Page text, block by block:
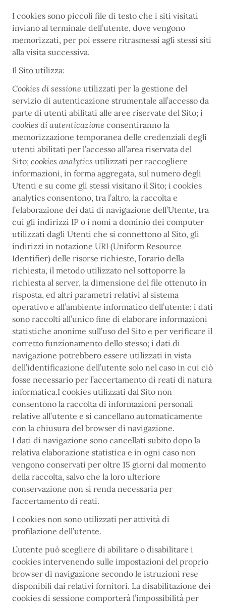
I cookies sono piccoli file di testo che i siti visitati
inviano al terminale dell’utente, dove vengono
memorizzati, per poi essere ritrasmessi agli stessi siti
alla visita successiva.
Il Sito utilizza:
Cookies di sessione utilizzati per la gestione del
servizio di autenticazione strumentale all’accesso da
parte di utenti abilitati alle aree riservate del Sito; i
cookies di autenticazione consentiranno la
memorizzazione temporanea delle credenziali degli
utenti abilitati per l’accesso all’area riservata del
Sito; cookies analytics utilizzati per raccogliere
informazioni, in forma aggregata, sul numero degli
Utenti e su come gli stessi visitano il Sito; i cookies
analytics consentono, tra l’altro, la raccolta e
l’elaborazione dei dati di navigazione dell’Utente, tra
cui gli indirizzi IP o i nomi a dominio dei computer
utilizzati dagli Utenti che si connettono al Sito, gli
indirizzi in notazione URI (Uniform Resource
Identifier) delle risorse richieste, l’orario della
richiesta, il metodo utilizzato nel sottoporre la
richiesta al server, la dimensione del file ottenuto in
risposta, ed altri parametri relativi al sistema
operativo e all’ambiente informatico dell’utente; i dati
sono raccolti all’unico fine di elaborare informazioni
statistiche anonime sull’uso del Sito e per verificare il
corretto funzionamento dello stesso; i dati di
navigazione potrebbero essere utilizzati in vista
dell’identificazione dell’utente solo nel caso in cui ciò
fosse necessario per l’accertamento di reati di natura
informatica.I cookies utilizzati dal Sito non
consentono la raccolta di informazioni personali
relative all’utente e si cancellano automaticamente
con la chiusura del browser di navigazione.
I dati di navigazione sono cancellati subito dopo la
relativa elaborazione statistica e in ogni caso non
vengono conservati per oltre 15 giorni dal momento
della raccolta, salvo che la loro ulteriore
conservazione non si renda necessaria per
l’accertamento di reati.
I cookies non sono utilizzati per attività di
profilazione dell’utente.
L’utente può scegliere di abilitare o disabilitare i
cookies intervenendo sulle impostazioni del proprio
browser di navigazione secondo le istruzioni rese
disponibili dai relativi fornitori. La disabilitazione dei
cookies di sessione comporterà l’impossibilità per